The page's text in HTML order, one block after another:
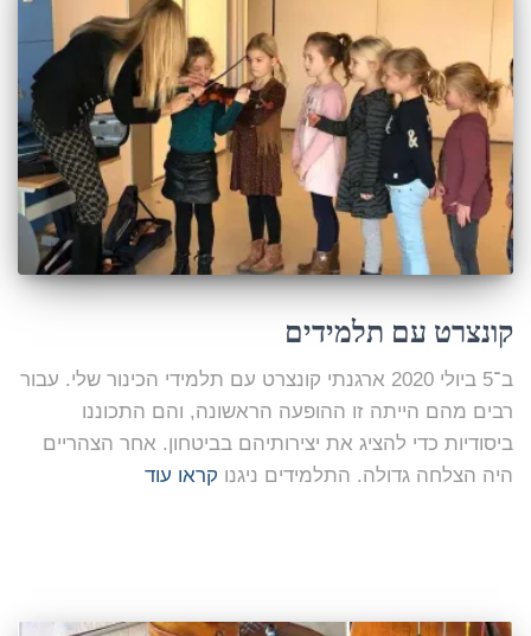
קונצרט עם תלמידים
ב־5 ביולי 2020 ארגנתי קונצרט עם תלמידי הכינור שלי. עבור
רבים מהם הייתה זו ההופעה הראשונה, והם התכוננו
ביסודיות כדי להציג את יצירותיהם בביטחון. אחר הצהריים
היה הצלחה גדולה. התלמידים ניגנו קראו עוד